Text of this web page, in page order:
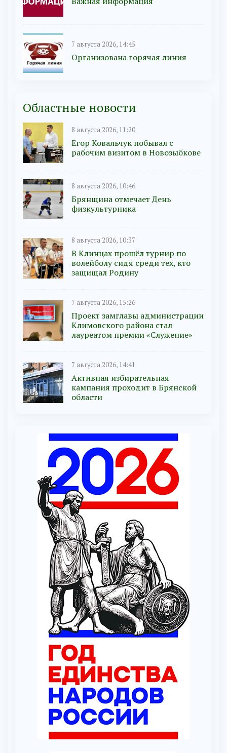
7 августа 2026, 14:45
Организована горячая линия
Областные новости
8 августа 2026, 11:20
Егор Ковальчук побывал с
рабочим визитом в Новозыбкове
8 августа 2026, 10:46
Брянщина отмечает День
физкультурника
8 августа 2026, 10:37
В Клинцах прошёл турнир по
волейболу сидя среди тех, кто
защищал Родину
7 августа 2026, 15:26
Проект замглавы администрации
Климовского района стал
лауреатом премии «Служение»
7 августа 2026, 14:41
Активная избирательная
кампания проходит в Брянской
области